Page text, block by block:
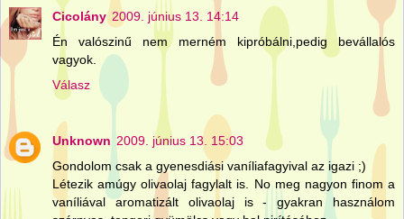
Cicolány 2009. június 13. 14:14
Én valószinű nem merném kipróbálni,pedig bevállalós
vagyok.
Válasz
Unknown 2009. június 13. 15:03
Gondolom csak a gyenesdiási vaníliafagyival az igazi ;)
Létezik amúgy olivaolaj fagylalt is. No meg nagyon finom a
vaníliával aromatizált olivaolaj is - gyakran használom